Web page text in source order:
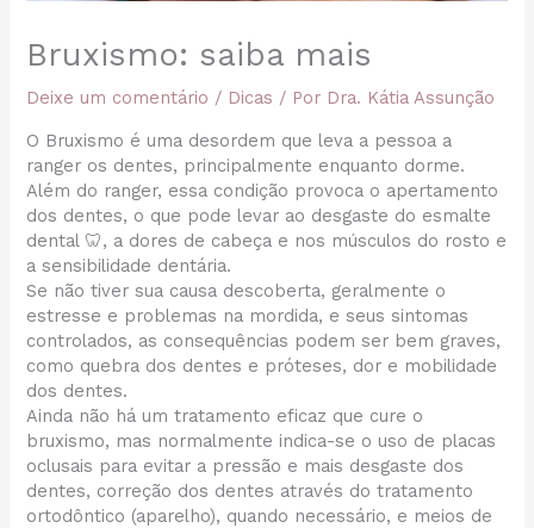
Bruxismo: saiba mais
Deixe um comentário / Dicas / Por Dra. Kátia Assunção
O Bruxismo é uma desordem que leva a pessoa a
ranger os dentes, principalmente enquanto dorme.
Além do ranger, essa condição provoca o apertamento
dos dentes, o que pode levar ao desgaste do esmalte
dental 🦷, a dores de cabeça e nos músculos do rosto e
a sensibilidade dentária.
Se não tiver sua causa descoberta, geralmente o
estresse e problemas na mordida, e seus sintomas
controlados, as consequências podem ser bem graves,
como quebra dos dentes e próteses, dor e mobilidade
dos dentes.
Ainda não há um tratamento eficaz que cure o
bruxismo, mas normalmente indica-se o uso de placas
oclusais para evitar a pressão e mais desgaste dos
dentes, correção dos dentes através do tratamento
ortodôntico (aparelho), quando necessário, e meios de